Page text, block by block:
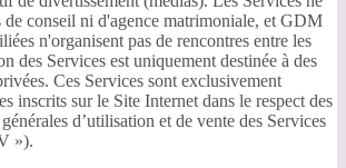
de conseil ni d'agence matrimoniale, et GDM
n'organisent pas de rencontres entre les
des Services est uniquement destinée à des
Ces Services sont exclusivement
inscrits sur le Site Internet dans le respect des
d’utilisation et de vente des Services
»).